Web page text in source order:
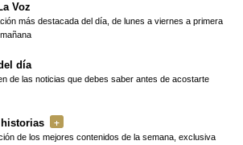
Voz
más destacada del día, de lunes a viernes a primera
día
de las noticias que debes saber antes de acostarte
de los mejores contenidos de la semana, exclusiva